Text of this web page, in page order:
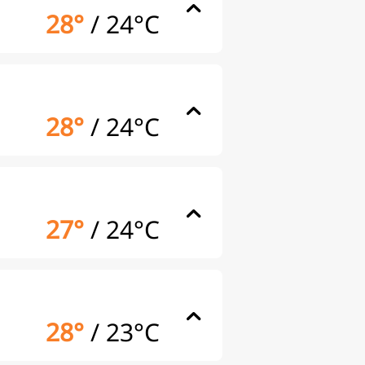
28°/ 24°C
28°/ 24°C
27°/ 24°C
28°/ 23°C